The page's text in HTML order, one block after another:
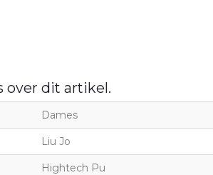
over dit artikel.
Dames
Liu Jo
Hightech Pu